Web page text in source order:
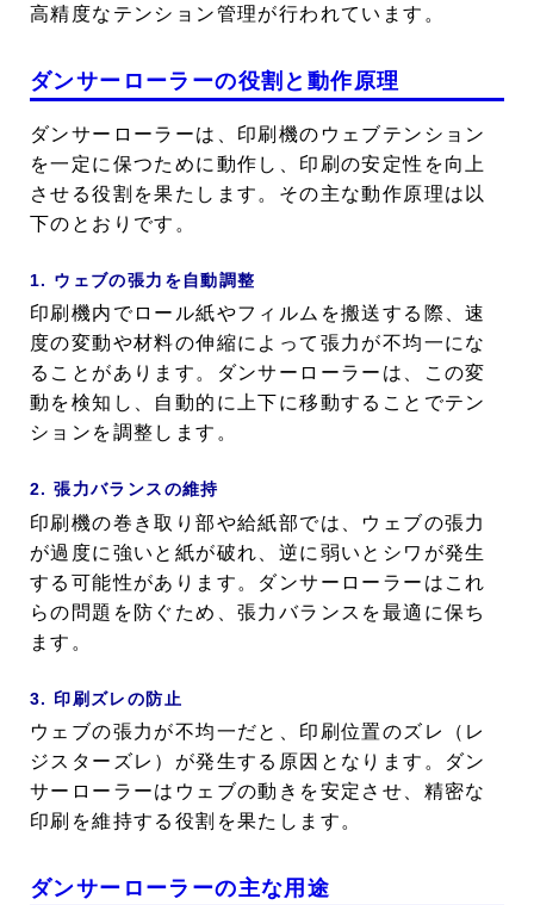
高精度なテンション管理が行われています。
ダンサーローラーの役割と動作原理
ダンサーローラーは、印刷機のウェブテンション
を一定に保つために動作し、印刷の安定性を向上
させる役割を果たします。その主な動作原理は以
下のとおりです。
1. ウェブの張力を自動調整
印刷機内でロール紙やフィルムを搬送する際、速
度の変動や材料の伸縮によって張力が不均一にな
ることがあります。ダンサーローラーは、この変
動を検知し、自動的に上下に移動することでテン
ションを調整します。
2. 張力バランスの維持
印刷機の巻き取り部や給紙部では、ウェブの張力
が過度に強いと紙が破れ、逆に弱いとシワが発生
する可能性があります。ダンサーローラーはこれ
らの問題を防ぐため、張力バランスを最適に保ち
ます。
3. 印刷ズレの防止
ウェブの張力が不均一だと、印刷位置のズレ（レ
ジスターズレ）が発生する原因となります。ダン
サーローラーはウェブの動きを安定させ、精密な
印刷を維持する役割を果たします。
ダンサーローラーの主な用途